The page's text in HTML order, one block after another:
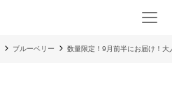
ブルーベリー 数量限定！9月前半にお届け！